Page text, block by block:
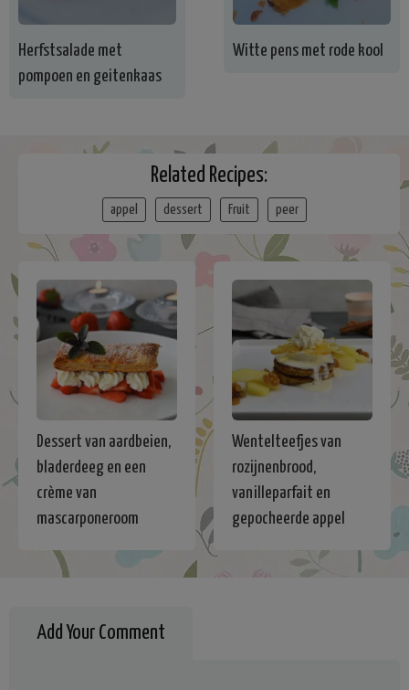
Herfstsalade met
pompoen en geitenkaas
Witte pens met rode kool
Related Recipes:
appel dessert Fruit peer
Dessert van aardbeien,
bladerdeeg en een
crème van
mascarponeroom
Wentelteefjes van
rozijnenbrood,
vanilleparfait en
gepocheerde appel
Add Your Comment